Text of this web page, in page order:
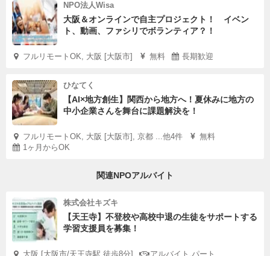
NPO法人Wisa
大阪＆オンラインで自主プロジェクト！ イベン
ト、動画、ファシリでボランティア？！
フルリモートOK, 大阪 [大阪市] 無料 長期歓迎
ひなてく
【AI×地方創生】関西から地方へ！夏休みに地方の
中小企業さんを舞台に課題解決を！
フルリモートOK, 大阪 [大阪市], 京都 ...他4件
無料
1ヶ月からOK
関連NPOアルバイト
株式会社キズキ
【天王寺】不登校や高校中退の生徒をサポートする
学習支援員を募集！
大阪 [大阪市/天王寺駅 徒歩8分]
アルバイト,パート